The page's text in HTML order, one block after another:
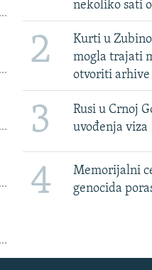
nekoliko sati
2
Kurti u
mogla trajati
otvoriti arhive
3
Rusi u Crnoj
uvođenja viza
4
Memorijalni
genocida